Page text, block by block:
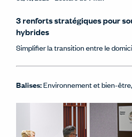
3 renforts stratégiques pour
hybrides
Simplifier la transition entre le
Balises:Environnement et bien-être